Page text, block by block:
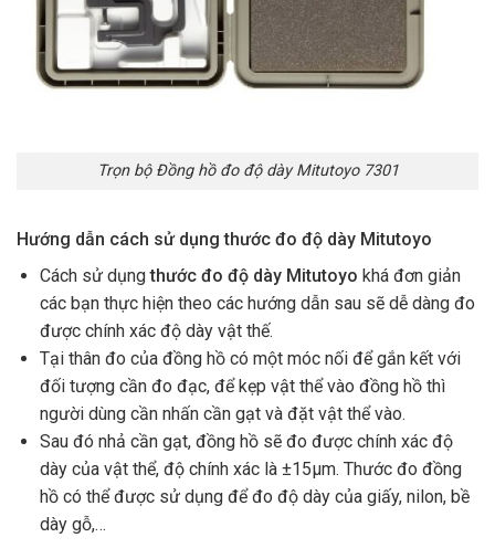
Trọn bộ Đồng hồ đo độ dày Mitutoyo 7301
Hướng dẫn cách sử dụng thước đo độ dày Mitutoyo
Cách sử dụngthước đo độ dày Mitutoyo khá đơn giản
các bạn thực hiện theo các hướng dẫn sau sẽ dễ dàng đo
được chính xác độ dày vật thế.
Tại thân đo của đồng hồ có một móc nối để gắn kết với
đối tượng cần đo đạc, để kẹp vật thể vào đồng hồ thì
người dùng cần nhấn cần gạt và đặt vật thể vào.
Sau đó nhả cần gạt, đồng hồ sẽ đo được chính xác độ
dày của vật thể, độ chính xác là ±15µm. Thước đo đồng
hồ có thể được sử dụng để đo độ dày của giấy, nilon, bề
dày gỗ,…